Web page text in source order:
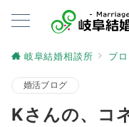
岐阜結婚相談所 ブ
婚活ブログ
Kさんの、コ